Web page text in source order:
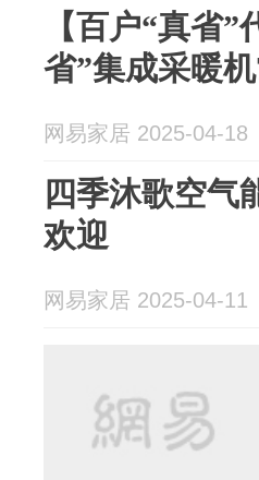
【百户“真省
省”集成采暖
网易家居 2025-04-18
四季沐歌空气
欢迎
网易家居 2025-04-11